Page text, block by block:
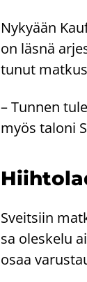
Ny­ky­ään
on läsnä
tu­nut
– Tun­nen
myös ta­lo­ni
Sveit­siin
sa oles­ke­lu
osaa